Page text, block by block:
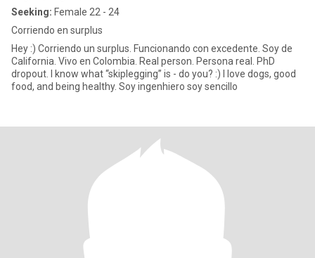
Seeking: Female 22 - 24
Corriendo en surplus
Hey :) Corriendo un surplus. Funcionando con excedente. Soy de
California. Vivo en Colombia. Real person. Persona real. PhD
dropout. I know what “skiplegging” is - do you? :) I love dogs, good
food, and being healthy. Soy ingenhiero soy sencillo